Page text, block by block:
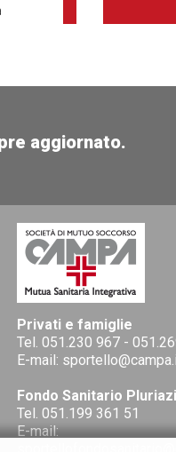
aggiornato.
Privati e famiglie
Tel. 051.230 967-
E-mail:
Fondo Sanitario
Tel. 051.199 361 51
E-mail: